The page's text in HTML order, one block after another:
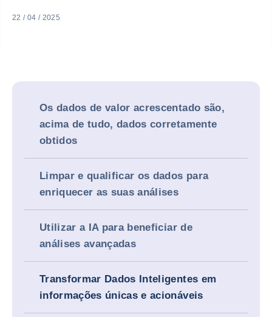
22 / 04 / 2025
Os dados de valor acrescentado são,
acima de tudo, dados corretamente
obtidos
Limpar e qualificar os dados para
enriquecer as suas análises
Utilizar a IA para beneficiar de
análises avançadas
Transformar Dados Inteligentes em
informações únicas e acionáveis